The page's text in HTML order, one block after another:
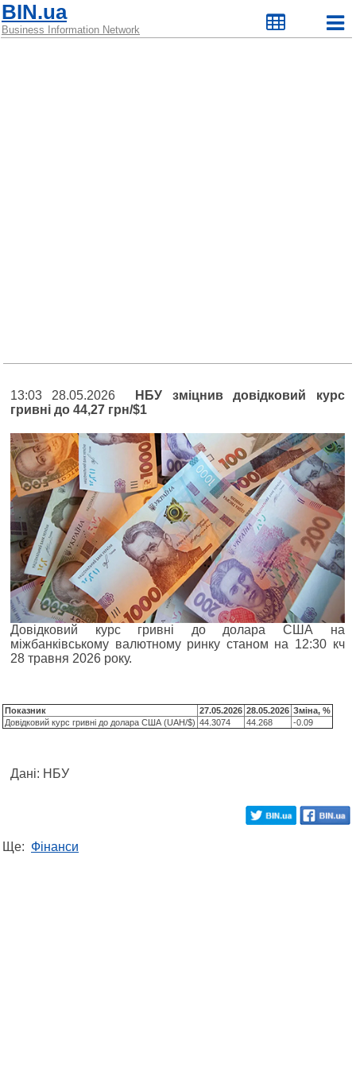
BIN.ua
Business Information Network
13:03 28.05.2026
НБУ зміцнив довідковий курс
гривні до 44,27 грн/$1
Довідковий курс гривні до долара США на
міжбанківському валютному ринку станом на 12:30 кч
28 травня 2026 року.
Показник 27.05.2026 28.05.2026 Зміна, %
Довідковий курс гривні до долара США (UAH/$) 44.3074 44.268 -0.09
Дані: НБУ
Ще: Фінанси